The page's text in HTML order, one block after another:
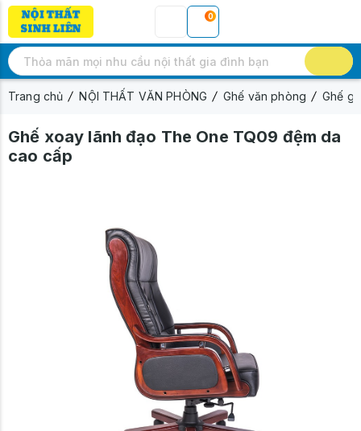
0
Trang chủ NỘI THẤT VĂN PHÒNG Ghế văn phòng Ghế
Ghế xoay lãnh đạo The One TQ09 đệm da
cao cấp